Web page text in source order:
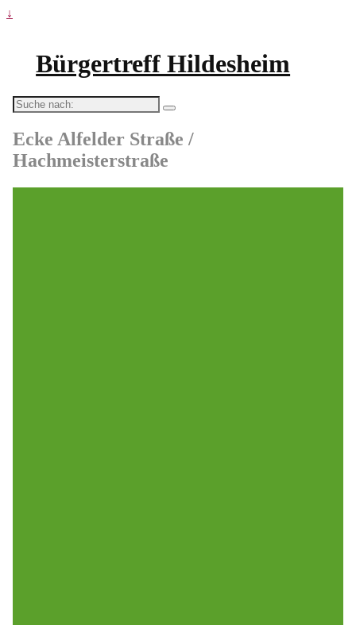
↓
Bürgertreff Hildesheim
Suche
nach:
Ecke Alfelder Straße /
Hachmeisterstraße